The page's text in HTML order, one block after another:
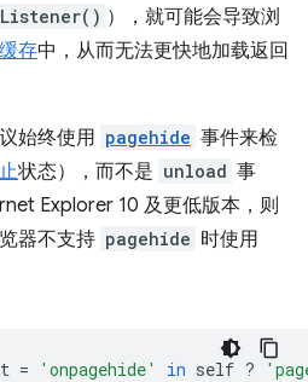
），就可能会导致浏
存中，从而无法更快地加载返回
始终使用 pagehide 事件来检
状态），而不是 unload 事
Explorer 10 及更低版本，则
器不支持 pagehide 时使用
= 'onpagehide' in self ?